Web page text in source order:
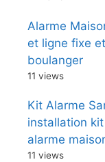
Alarme
et ligne fixe
boulanger
11 views
Kit Alarme
installation
alarme
11 views